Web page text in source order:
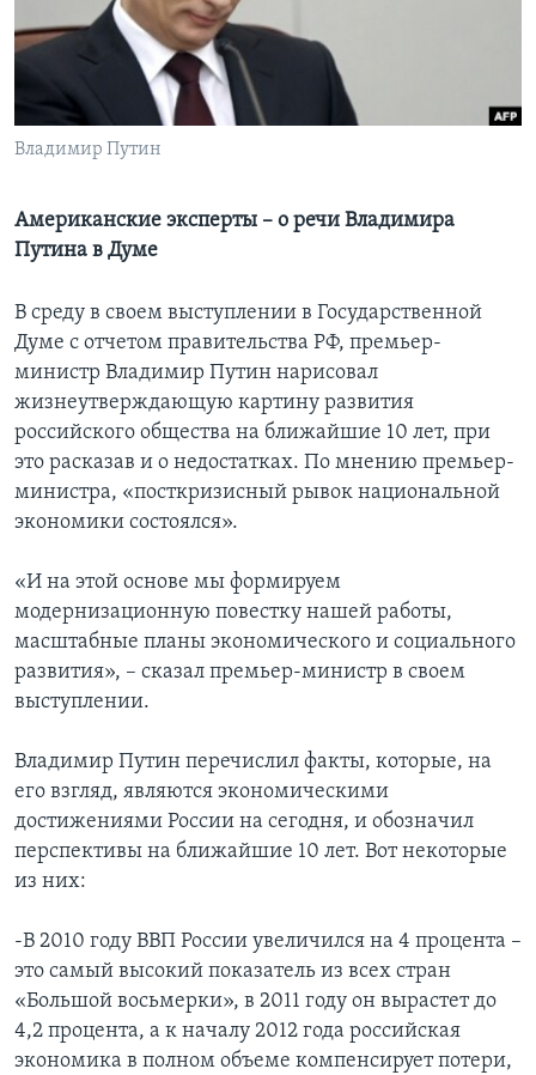
Learning English
СОЦИАЛЬНЫЕ СЕТИ
Языки
Владимир Путин
Американские эксперты – о речи Владимира
Путина в Думе
В среду в своем выступлении в Государственной
Думе с отчетом правительства РФ, премьер-
министр Владимир Путин нарисовал
жизнеутверждающую картину развития
российского общества на ближайшие 10 лет, при
это расказав и о недостатках. По мнению премьер-
министра, «посткризисный рывок национальной
экономики состоялся».
«И на этой основе мы формируем
модернизационную повестку нашей работы,
масштабные планы экономического и социального
развития», – сказал премьер-министр в своем
выступлении.
Владимир Путин перечислил факты, которые, на
его взгляд, являются экономическими
достижениями России на сегодня, и обозначил
перспективы на ближайшие 10 лет. Вот некоторые
из них:
-В 2010 году ВВП России увеличился на 4 процента –
это самый высокий показатель из всех стран
«Большой восьмерки», в 2011 году он вырастет до
4,2 процента, а к началу 2012 года российская
экономика в полном объеме компенсирует потери,